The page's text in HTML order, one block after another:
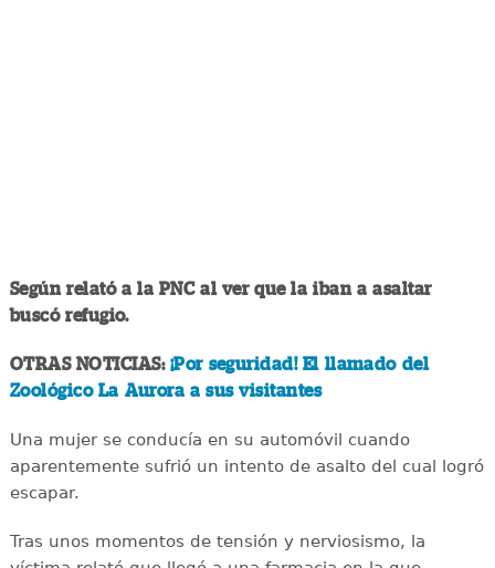
Según relató a la PNC al ver que la iban a asaltar
buscó refugio.
OTRAS NOTICIAS: ¡Por seguridad! El llamado del
Zoológico La Aurora a sus visitantes
Una mujer se conducía en su automóvil cuando
aparentemente sufrió un intento de asalto del cual logró
escapar.
Tras unos momentos de tensión y nerviosismo, la